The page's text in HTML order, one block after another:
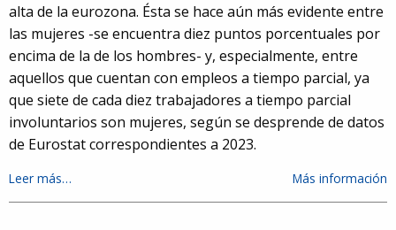
alta de la eurozona. Ésta se hace aún más evidente entre
las mujeres -se encuentra diez puntos porcentuales por
encima de la de los hombres- y, especialmente, entre
aquellos que cuentan con empleos a tiempo parcial, ya
que siete de cada diez trabajadores a tiempo parcial
involuntarios son mujeres, según se desprende de datos
de Eurostat correspondientes a 2023.
Leer más… Más información